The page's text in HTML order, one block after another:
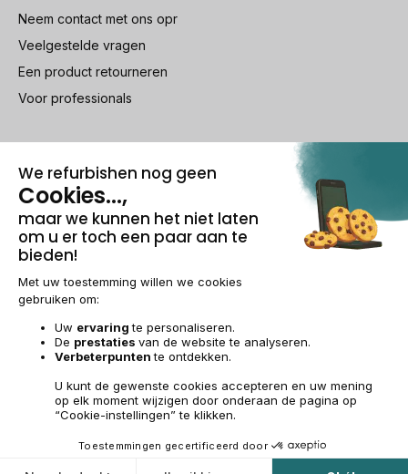
Neem contact met ons opr
Veelgestelde vragen
Een product retourneren
Voor professionals
100% beveiligde betaling
Wettelijke vermeldingen & AGBeheer van cookies
Algemene verkoopvoorwaarden
Toegankelijkheid
© 2009-2026 RECOMMERCE - Alle rechten voorbehouden.